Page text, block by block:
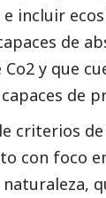
incluir
de
y que
de
criterios
con foco
naturaleza,